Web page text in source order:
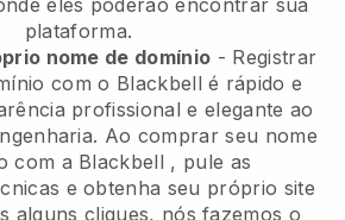
eles poderão encontrar sua
plataforma.
nome de domínio - Registrar
com o Blackbell é rápido e
profissional e elegante ao
Ao comprar seu nome
com a Blackbell , pule as
e obtenha seu próprio site
alguns cliques, nós fazemos o